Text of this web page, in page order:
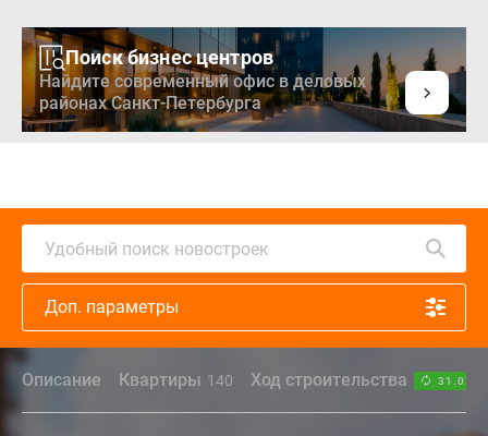
Поиск бизнес центров
Найдите современный офис в деловых
районах Санкт-Петербурга
Удобный поиск новостроек
Доп. параметры
Описание Квартиры 140 Ход строительства